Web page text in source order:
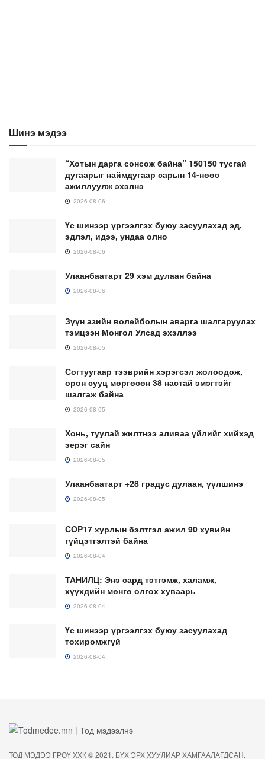
Шинэ мэдээ
“Хотын дарга сонсож байна” 150150 тусгай
дугаарыг наймдугаар сарын 14-нөөс
ажиллуулж эхэлнэ
2026-08-06
Үс шинээр үргээлгэх буюу засуулахад эд,
эдлэл, идээ, ундаа олно
2026-08-06
Улаанбаатарт 29 хэм дулаан байна
2026-08-06
Зүүн азийн волейболын аварга шалгаруулах
тэмцээн Монгол Улсад эхэллээ
2026-08-05
Согтуугаар тээврийн хэрэгсэл жолоодож,
орон сууц мөргөсөн 38 настай эмэгтэйг
шалгаж байна
2026-08-05
Хонь, туулай жилтнээ аливаа үйлийг хийхэд
эерэг сайн
2026-08-05
Улаанбаатарт +28 градус дулаан, үүлшинэ
2026-08-05
COP17 хурлын бэлтгэл ажил 90 хувийн
гүйцэтгэлтэй байна
2026-08-04
ТАНИЛЦ: Энэ сард тэтгэмж, халамж,
хүүхдийн мөнгө олгох хуваарь
2026-08-04
Үс шинээр үргээлгэх буюу засуулахад
тохиромжгүй
2026-08-04
ТОД МЭДЭЭ ГРӨҮ ХХК © 2021. БҮХ ЭРХ ХУУЛИАР ХАМГААЛАГДСАН.